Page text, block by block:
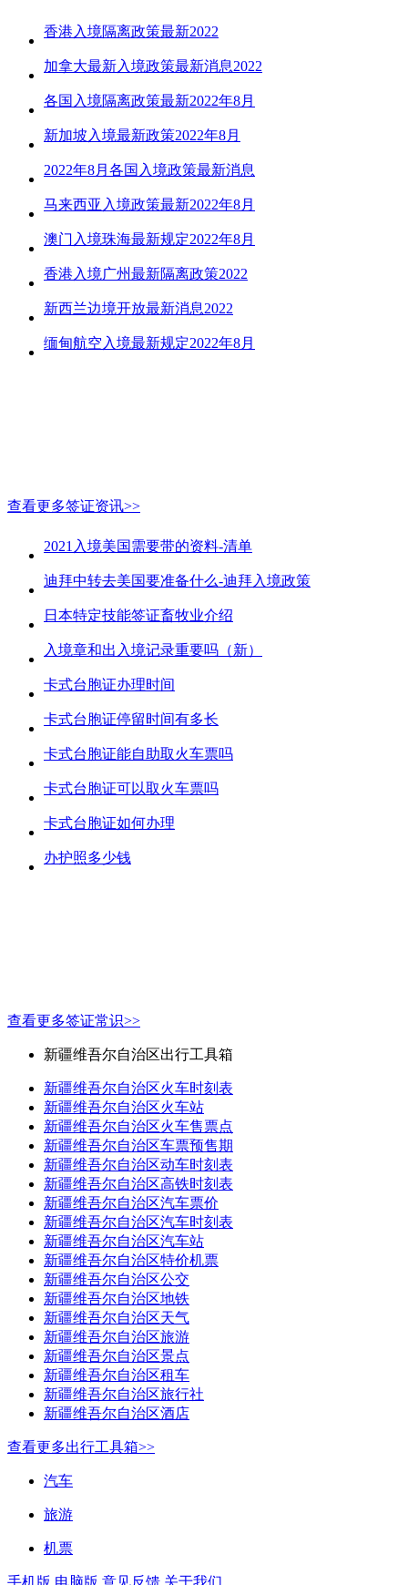
香港入境隔离政策最新2022
加拿大最新入境政策最新消息2022
各国入境隔离政策最新2022年8月
新加坡入境最新政策2022年8月
2022年8月各国入境政策最新消息
马来西亚入境政策最新2022年8月
澳门入境珠海最新规定2022年8月
香港入境广州最新隔离政策2022
新西兰边境开放最新消息2022
缅甸航空入境最新规定2022年8月
查看更多签证资讯>>
2021入境美国需要带的资料-清单
迪拜中转去美国要准备什么-迪拜入境政策
日本特定技能签证畜牧业介绍
入境章和出入境记录重要吗（新）
卡式台胞证办理时间
卡式台胞证停留时间有多长
卡式台胞证能自助取火车票吗
卡式台胞证可以取火车票吗
卡式台胞证如何办理
办护照多少钱
查看更多签证常识>>
新疆维吾尔自治区出行工具箱
新疆维吾尔自治区火车时刻表
新疆维吾尔自治区火车站
新疆维吾尔自治区火车售票点
新疆维吾尔自治区车票预售期
新疆维吾尔自治区动车时刻表
新疆维吾尔自治区高铁时刻表
新疆维吾尔自治区汽车票价
新疆维吾尔自治区汽车时刻表
新疆维吾尔自治区汽车站
新疆维吾尔自治区特价机票
新疆维吾尔自治区公交
新疆维吾尔自治区地铁
新疆维吾尔自治区天气
新疆维吾尔自治区旅游
新疆维吾尔自治区景点
新疆维吾尔自治区租车
新疆维吾尔自治区旅行社
新疆维吾尔自治区酒店
查看更多出行工具箱>>
汽车
旅游
机票
手机版 电脑版 意见反馈 关于我们